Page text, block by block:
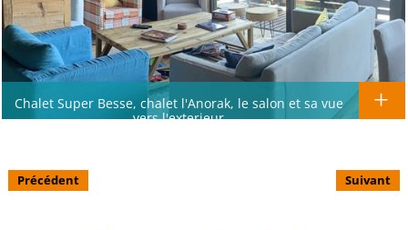
Chalet Super Besse, chalet l'Anorak, le salon et sa vue
vers l'exterieur
Précédent Suivant